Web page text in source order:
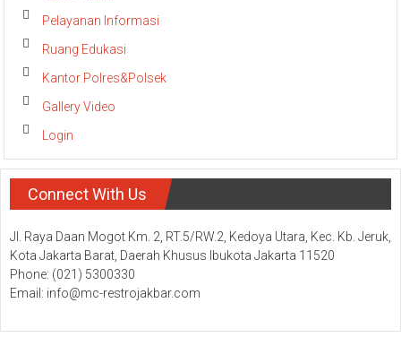
Pelayanan Informasi
Ruang Edukasi
Kantor Polres&Polsek
Gallery Video
Login
Connect With Us
Jl. Raya Daan Mogot Km. 2, RT.5/RW.2, Kedoya Utara, Kec. Kb. Jeruk,
Kota Jakarta Barat, Daerah Khusus Ibukota Jakarta 11520
Phone: (021) 5300330
Email: info@mc-restrojakbar.com